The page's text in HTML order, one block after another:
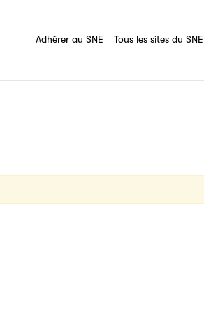
Adhérer au SNE Tous les sites du SNE
destinée à l’ensemble des acteurs de la